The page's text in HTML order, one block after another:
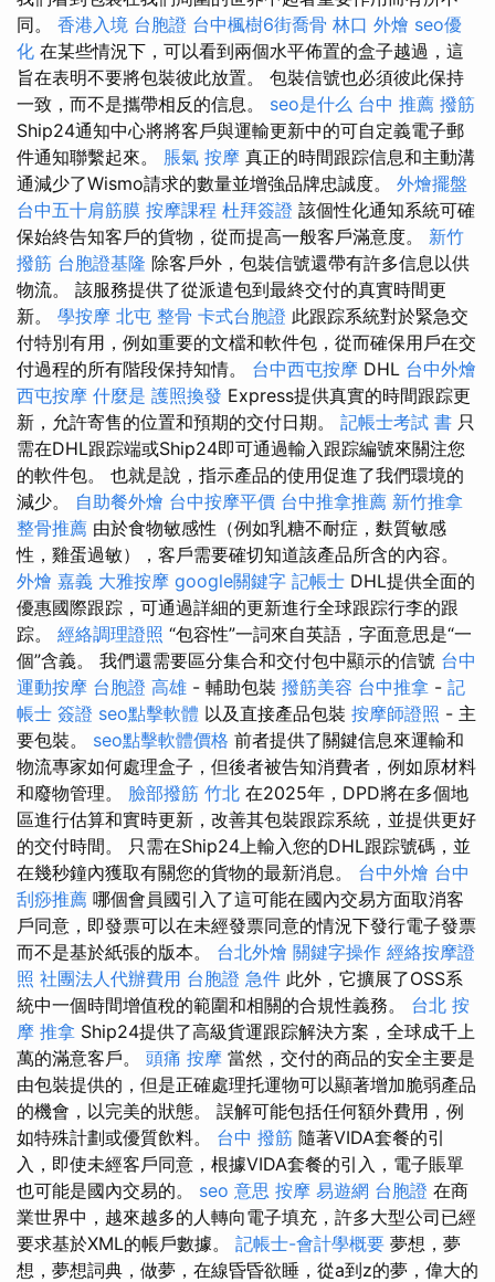
同。 香港入境 台胞證 台中楓樹6街喬骨 林口 外燴 seo優
化 在某些情況下，可以看到兩個水平佈置的盒子越過，這
旨在表明不要將包裝彼此放置。 包裝信號也必須彼此保持
一致，而不是攜帶相反的信息。 seo是什么 台中 推薦 撥筋
Ship24通知中心將將客戶與運輸更新中的可自定義電子郵
件通知聯繫起來。 脹氣 按摩 真正的時間跟踪信息和主動溝
通減少了Wismo請求的數量並增強品牌忠誠度。 外燴擺盤
台中五十肩筋膜 按摩課程 杜拜簽證 該個性化通知系統可確
保始終告知客戶的貨物，從而提高一般客戶滿意度。 新竹
撥筋 台胞證基隆 除客戶外，包裝信號還帶有許多信息以供
物流。 該服務提供了從派遣包到最終交付的真實時間更
新。 學按摩 北屯 整骨 卡式台胞證 此跟踪系統對於緊急交
付特別有用，例如重要的文檔和軟件包，從而確保用戶在交
付過程的所有階段保持知情。 台中西屯按摩 DHL 台中外燴
西屯按摩 什麼是 護照換發 Express提供真實的時間跟踪更
新，允許寄售的位置和預期的交付日期。 記帳士考試 書 只
需在DHL跟踪端或Ship24即可通過輸入跟踪編號來關注您
的軟件包。 也就是說，指示產品的使用促進了我們環境的
減少。 自助餐外燴 台中按摩平價 台中推拿推薦 新竹推拿
整骨推薦 由於食物敏感性（例如乳糖不耐症，麩質敏感
性，雞蛋過敏），客戶需要確切知道該產品所含的內容。
外燴 嘉義 大雅按摩 google關鍵字 記帳士 DHL提供全面的
優惠國際跟踪，可通過詳細的更新進行全球跟踪行李的跟
踪。 經絡調理證照 “包容性”一詞來自英語，字面意思是“一
個”含義。 我們還需要區分集合和交付包中顯示的信號 台中
運動按摩 台胞證 高雄 - 輔助包裝 撥筋美容 台中推拿 - 記
帳士 簽證 seo點擊軟體 以及直接產品包裝 按摩師證照 - 主
要包裝。 seo點擊軟體價格 前者提供了關鍵信息來運輸和
物流專家如何處理盒子，但後者被告知消費者，例如原材料
和廢物管理。 臉部撥筋 竹北 在2025年，DPD將在多個地
區進行估算和實時更新，改善其包裝跟踪系統，並提供更好
的交付時間。 只需在Ship24上輸入您的DHL跟踪號碼，並
在幾秒鐘內獲取有關您的貨物的最新消息。 台中外燴 台中
刮痧推薦 哪個會員國引入了這可能在國內交易方面取消客
戶同意，即發票可以在未經發票同意的情況下發行電子發票
而不是基於紙張的版本。 台北外燴 關鍵字操作 經絡按摩證
照 社團法人代辦費用 台胞證 急件 此外，它擴展了OSS系
統中一個時間增值稅的範圍和相關的合規性義務。 台北 按
摩 推拿 Ship24提供了高級貨運跟踪解決方案，全球成千上
萬的滿意客戶。 頭痛 按摩 當然，交付的商品的安全主要是
由包裝提供的，但是正確處理托運物可以顯著增加脆弱產品
的機會，以完美的狀態。 誤解可能包括任何額外費用，例
如特殊計劃或優質飲料。 台中 撥筋 隨著VIDA套餐的引
入，即使未經客戶同意，根據VIDA套餐的引入，電子賬單
也可能是國內交易的。 seo 意思 按摩 易遊網 台胞證 在商
業世界中，越來越多的人轉向電子填充，許多大型公司已經
要求基於XML的帳戶數據。 記帳士-會計學概要 夢想，夢
想，夢想詞典，做夢，在線昏昏欲睡，從a到z的夢，偉大的